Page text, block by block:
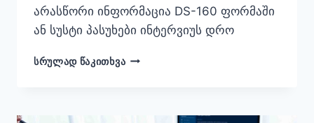
არასწორი ინფორმაცია DS-160 ფორმაში
ან სუსტი პასუხები ინტერვიუს დრო
ᲡᲠᲣᲚᲐᲓ ᲬᲐᲙᲘᲗᲮᲕᲐ TOP
MISTAKES